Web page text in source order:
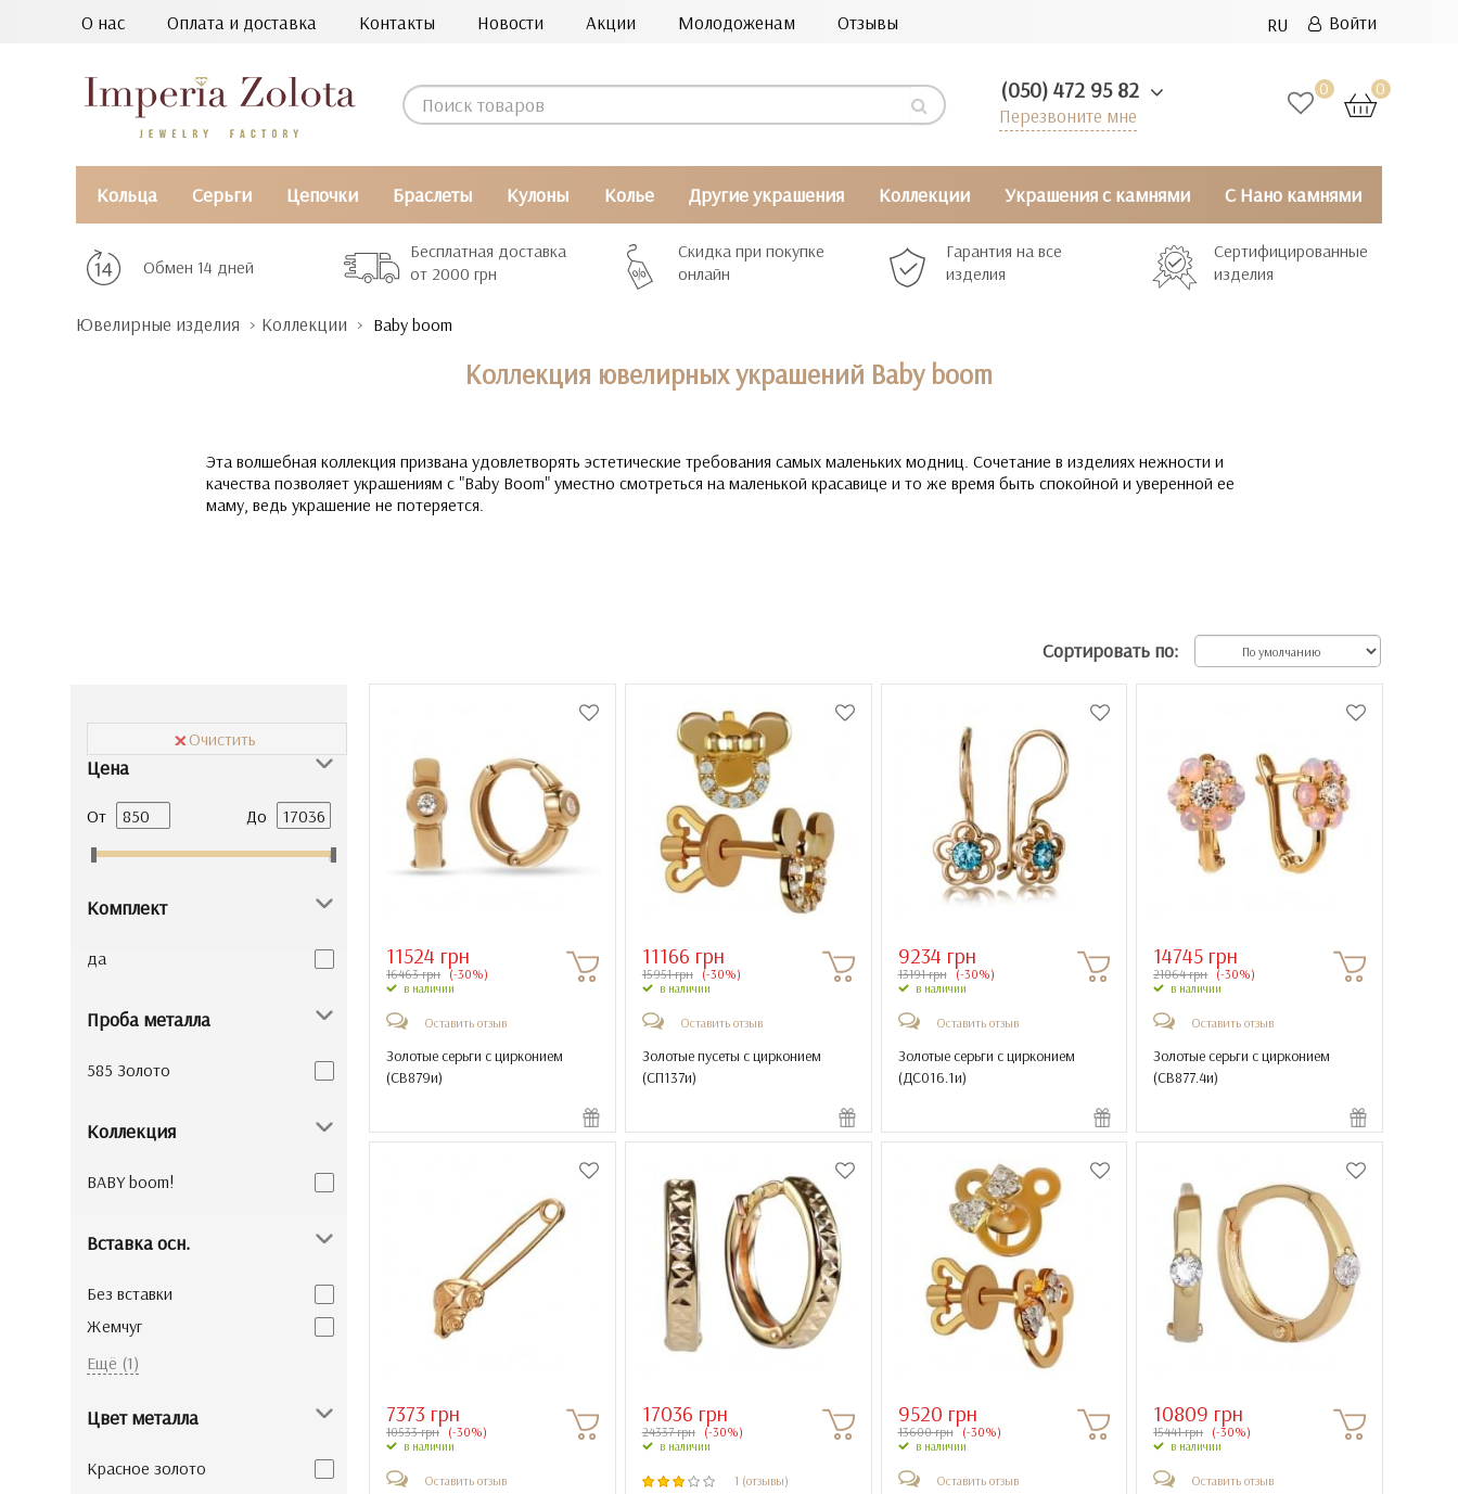
О нас Оплата и доставка Контакты Новости Акции Молодоженам Отзывы RU Войти
0 0
(050) 472 95 82
Перезвоните мне
Кольца Серьги Цепочки Браслеты Кулоны Колье Другие украшения Коллекции Украшения с камнями С Нано камнями
Обмен 14 дней
Бесплатная доставка
от 2000 грн
Скидка при покупке
онлайн
Гарантия на все
изделия
Сертифицированные
изделия
Ювелирные изделия Коллекции Baby boom
Коллекция ювелирных украшений Baby boom
Эта волшебная коллекция призвана удовлетворять эстетические требования самых маленьких модниц. Сочетание в изделиях нежности и
качества позволяет украшениям с "Baby Boom" уместно смотреться на маленькой красавице и то же время быть спокойной и уверенной ее
маму, ведь украшение не потеряется.
Очистить
Цена
От До
Комплект
да
Проба металла
585 Золото
Коллекция
BABY boom!
Вставка осн.
Без вставки
Жемчуг
Куб. Цирконий
Ещё (1)
Цвет металла
Красное золото
Сортировать по:
11524 грн
16463 грн (-30%)
в наличии
Оставить отзыв
Золотые серьги с цирконием
(СВ879и)
11166 грн
15951 грн (-30%)
в наличии
Оставить отзыв
Золотые пусеты с цирконием
(СП137и)
9234 грн
13191 грн (-30%)
в наличии
Оставить отзыв
Золотые серьги с цирконием
(ДС016.1и)
14745 грн
21064 грн (-30%)
в наличии
Оставить отзыв
Золотые серьги с цирконием
(СВ877.4и)
7373 грн
10533 грн (-30%)
в наличии
Оставить отзыв
17036 грн
24337 грн (-30%)
в наличии
1 (отзывы)
9520 грн
13600 грн (-30%)
в наличии
Оставить отзыв
10809 грн
15441 грн (-30%)
в наличии
Оставить отзыв